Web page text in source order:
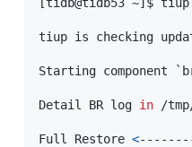
tiup is checking
Starting component `
Detail BR log in /
Full Restore <